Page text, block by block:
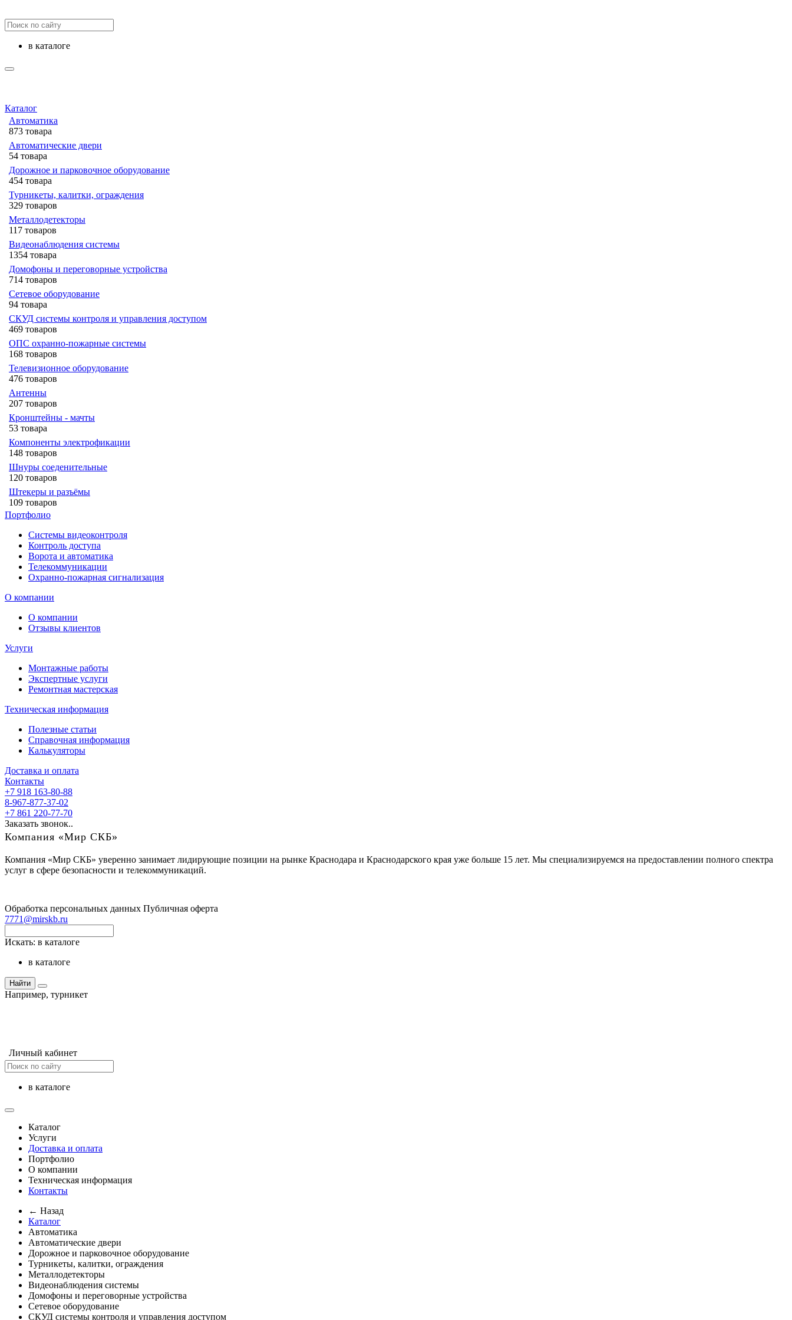
в каталоге
Каталог
Автоматика
873 товара
Автоматические двери
54 товара
Дорожное и парковочное оборудование
454 товара
Турникеты, калитки, ограждения
329 товаров
Металлодетекторы
117 товаров
Видеонаблюдения cистемы
1354 товара
Домофоны и переговорные устройства
714 товаров
Сетевое оборудование
94 товара
СКУД системы контроля и управления доступом
469 товаров
ОПС охранно-пожарные системы
168 товаров
Телевизионное оборудование
476 товаров
Антенны
207 товаров
Кронштейны - мачты
53 товара
Компоненты электрофикации
148 товаров
Шнуры соеденительные
120 товаров
Штекеры и разъёмы
109 товаров
Портфолио
Системы видеоконтроля
Контроль доступа
Ворота и автоматика
Телекоммуникации
Охранно-пожарная сигнализация
О компании
О компании
Отзывы клиентов
Услуги
Монтажные работы
Экспертные услуги
Ремонтная мастерская
Техническая информация
Полезные статьи
Справочная информация
Калькуляторы
Доставка и оплата
Контакты
+7 918 163-80-88
8-967-877-37-02
+7 861 220-77-70
Заказать звонок..
Компания «Мир СКБ»
Компания «Мир СКБ» уверенно занимает лидирующие позиции на рынке Краснодара и Краснодарского края уже больше 15 лет. Мы специализируемся на предоставлении полного спектра
услуг в сфере безопасности и телекоммуникаций.
Обработка персональных данных Публичная оферта
7771@mirskb.ru
Искать: в каталоге
в каталоге
Найти
Например, турникет
Личный кабинет
в каталоге
Каталог
Услуги
Доставка и оплата
Портфолио
О компании
Техническая информация
Контакты
← Назад
Каталог
Автоматика
Автоматические двери
Дорожное и парковочное оборудование
Турникеты, калитки, ограждения
Металлодетекторы
Видеонаблюдения cистемы
Домофоны и переговорные устройства
Сетевое оборудование
СКУД системы контроля и управления доступом